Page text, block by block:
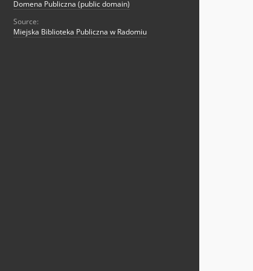
Domena Publiczna (public domain)
Source:
Miejska Biblioteka Publiczna w Radomiu